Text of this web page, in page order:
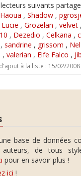
suivants
Haoua , Shadow ,
Lucie , Grozelan , velvet ,
, Dezedio , Celkana ,
, sandrine , grissom ,
, valerian , Elfe Falco ,
à la liste : 15/02/2008
base de données
de tous
pour en savoir plus !
ici !